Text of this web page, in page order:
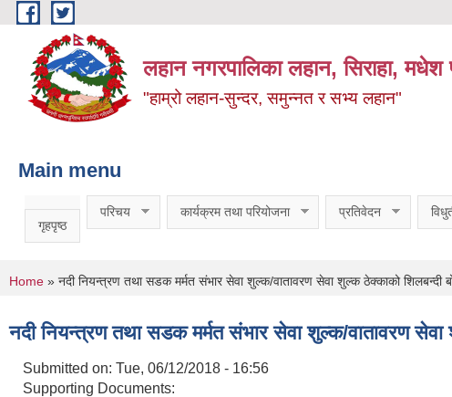
Skip to main content
लहान नगरपालिका लहान, सिराहा,
"हाम्रो लहान-सुन्दर, समुन्नत र सभ्य लहान"
Main menu
गृहपृष्ठ
परिचय कार्यक्रम तथा परियोजना प्रतिवेदन
You are here
Home » नदी नियन्त्रण तथा सडक मर्मत संभार सेवा शुल्क/वातावरण सेवा शुल्क ठेक्काको शिलबन्दी
नदी नियन्त्रण तथा सडक मर्मत संभार सेवा शुल्क/वातावरण
Submitted on: Tue, 06/12/2018 - 16:56
Supporting Documents: